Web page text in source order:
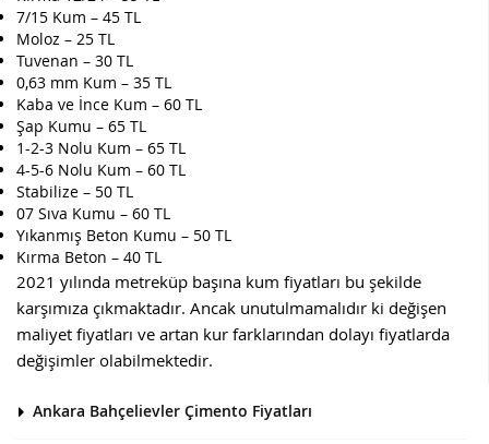
7/15 Kum – 45 TL
Moloz – 25 TL
Tuvenan – 30 TL
0,63 mm Kum – 35 TL
Kaba ve İnce Kum – 60 TL
Şap Kumu – 65 TL
1-2-3 Nolu Kum – 65 TL
4-5-6 Nolu Kum – 60 TL
Stabilize – 50 TL
07 Sıva Kumu – 60 TL
Yıkanmış Beton Kumu – 50 TL
Kırma Beton – 40 TL
2021 yılında metreküp başına kum fiyatları bu şekilde
karşımıza çıkmaktadır. Ancak unutulmamalıdır ki değişen
maliyet fiyatları ve artan kur farklarından dolayı fiyatlarda
değişimler olabilmektedir.
Ankara Bahçelievler Çimento Fiyatları